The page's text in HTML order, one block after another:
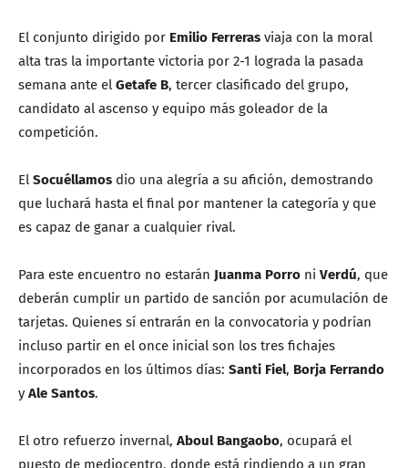
El conjunto dirigido por Emilio Ferreras viaja con la moral
alta tras la importante victoria por 2-1 lograda la pasada
semana ante el Getafe B, tercer clasificado del grupo,
candidato al ascenso y equipo más goleador de la
competición.
El Socuéllamos dio una alegría a su afición, demostrando
que luchará hasta el final por mantener la categoría y que
es capaz de ganar a cualquier rival.
Para este encuentro no estarán Juanma Porro ni Verdú, que
deberán cumplir un partido de sanción por acumulación de
tarjetas. Quienes sí entrarán en la convocatoria y podrían
incluso partir en el once inicial son los tres fichajes
incorporados en los últimos días: Santi Fiel, Borja Ferrando
y Ale Santos.
El otro refuerzo invernal, Aboul Bangaobo, ocupará el
puesto de mediocentro, donde está rindiendo a un gran